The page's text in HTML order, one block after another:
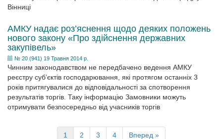
Вінниці
АМКУ надає роз’яснення щодо деяких положень
нового закону «Про здійснення державних
закупівель»
№ 20 (941) 19 Травня 2014 р.
Чинним законодавством не передбачено ведення АМКУ
реєстру суб’єктів господарювання, які протягом останніх 3
років притягувалися до відповідальності за спотворення
результатів торгів. Таку інформацію Замовники можуть
отримувати безпосередньо від учасників торгів
1 2 3 4 Вперед »